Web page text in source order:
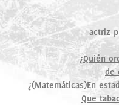
actriz
¿Quién
de
¿(Matemáticas)En
Que